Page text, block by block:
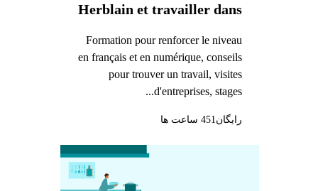
Herblain et travailler dans
Formation pour renforcer le niveau
en français et en numérique, conseils
pour trouver un travail, visites
d'entreprises, stages...
رایگان 451 ساعت ها